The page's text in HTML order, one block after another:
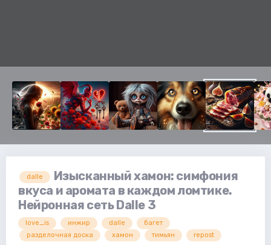
dalle
Изысканный хамон: симфония
вкуса и аромата в каждом ломтике.
Нейронная сеть Dalle 3
love_is инжир dalle
багет
разделочная доска
хамон тимьян repost